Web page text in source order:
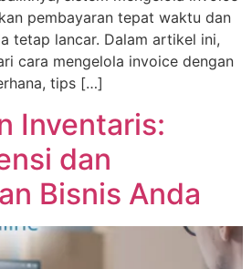
pembayaran tepat waktu dan
tetap lancar. Dalam artikel ini,
cara mengelola invoice dengan
tips […]
Inventaris:
dan
Bisnis Anda